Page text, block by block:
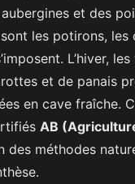
et des
les potirons, les
L’hiver,
et de panais
en cave fraîche.
AB
des méthodes